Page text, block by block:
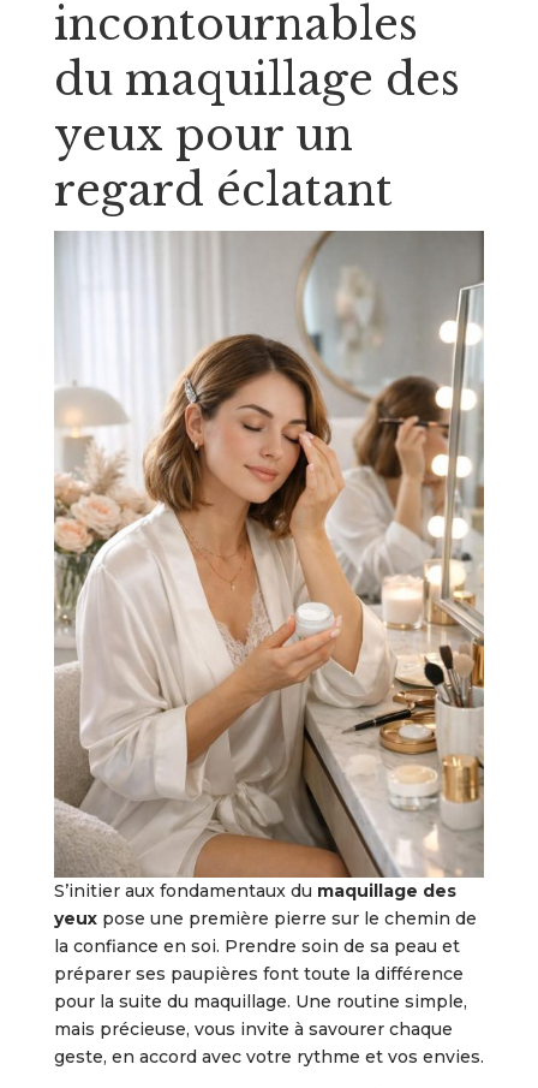
incontournables
du maquillage des
yeux pour un
regard éclatant
S’initier aux fondamentaux du maquillage des
yeuxpose une première pierre sur le chemin de
la confiance en soi. Prendre soin de sa peau et
préparer ses paupières font toute la différence
pour la suite du maquillage. Une routine simple,
mais précieuse, vous invite à savourer chaque
geste, en accord avec votre rythme et vos envies.